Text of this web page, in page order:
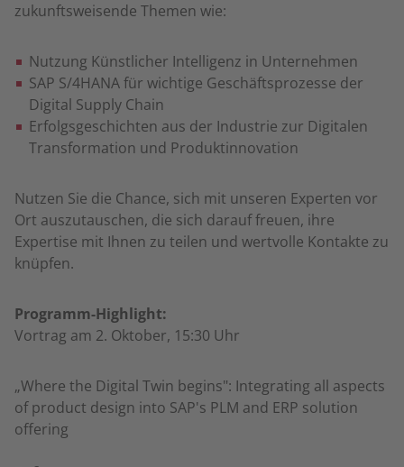
zukunftsweisende Themen wie:
Nutzung Künstlicher Intelligenz in Unternehmen
SAP S/4HANA für wichtige Geschäftsprozesse der
Digital Supply Chain
Erfolgsgeschichten aus der Industrie zur Digitalen
Transformation und Produktinnovation
Nutzen Sie die Chance, sich mit unseren Experten vor
Ort auszutauschen, die sich darauf freuen, ihre
Expertise mit Ihnen zu teilen und wertvolle Kontakte zu
knüpfen.
Programm-Highlight:
Vortrag am 2. Oktober, 15:30 Uhr
„Where the Digital Twin begins": Integrating all aspects
of product design into SAP's PLM and ERP solution
offering